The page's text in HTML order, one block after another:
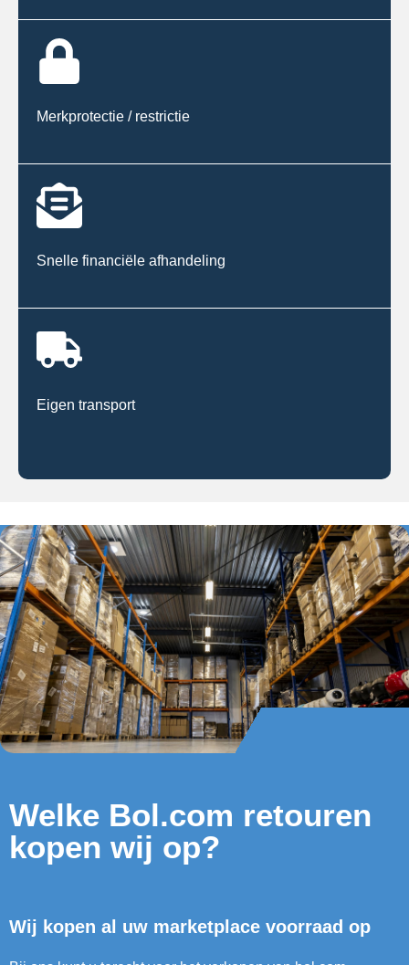
Merkprotectie / restrictie
Snelle financiële afhandeling
Eigen transport
Welke Bol.com retouren
kopen wij op?
Wij kopen al uw marketplace voorraad op